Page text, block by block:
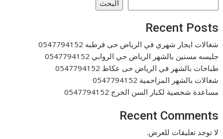
البحث
Recent Posts
شغالات ايجار شهري في الرياض حى قرطبه 0547794152
جليسه مسنين بالشهر الرياض حي الروابي 0547794152
طباخات بالشهر في الرياض حى عكاظ 0547794152
شغالات بالشهر المزاحمية 0547794152
مساعدة شخصية لكبار السن الخرج 0547794152
Recent Comments
لا توجد تعليقات للعرض.